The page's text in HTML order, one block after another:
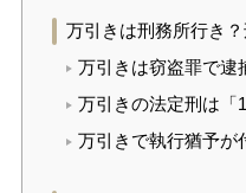
万引きは刑務所行き
万引きは窃盗罪で逮
万引きの法定刑は「
万引きで執行猶予が